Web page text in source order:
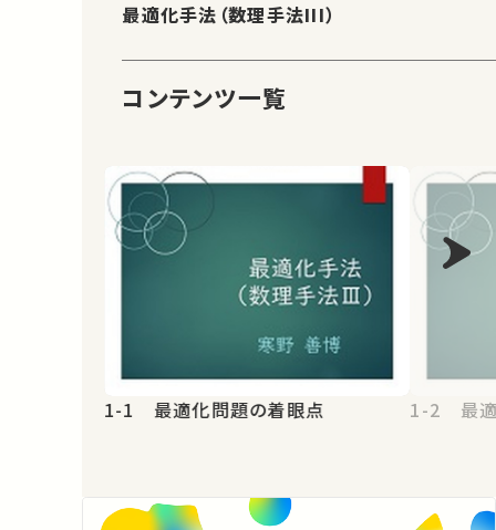
最適化手法（数理手法III）
コンテンツ一覧
1-1 最適化問題の着眼点 1-2 最適